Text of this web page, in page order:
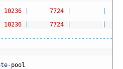
10236 7724
10236 7724
-- -- -- -- -- -- -- -- -- -- -- -- -- -- -- --
-pool